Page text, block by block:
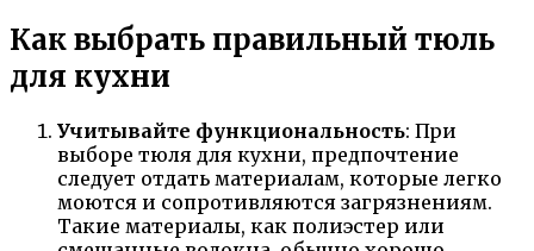
Как выбрать правильный тюль
для кухни
Учитывайте функциональность: При
выборе тюля для кухни, предпочтение
следует отдать материалам, которые легко
моются и сопротивляются загрязнениям.
Такие материалы, как полиэстер или